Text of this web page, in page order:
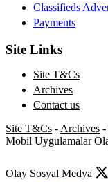
Classifieds
Payments
Site Links
Site T&Cs
Archives
Contact us
Site T&Cs - Archives -
Mobil Uygulamalar
Olay Sosyal Medya